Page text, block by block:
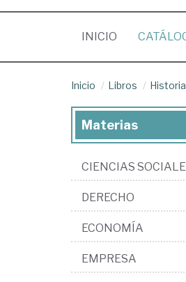
INICIO (CURRENT)
Inicio Libros
Materias
CIENCIAS
DERECHO
ECONOMÍA
EMPRESA